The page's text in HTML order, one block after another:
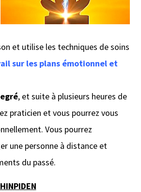
et utilise les techniques de soins
sur les plans émotionnel et
, et suite à plusieurs heures de
praticien et vous pourrez vous
Vous pourrez
une personne à distance et
du passé.